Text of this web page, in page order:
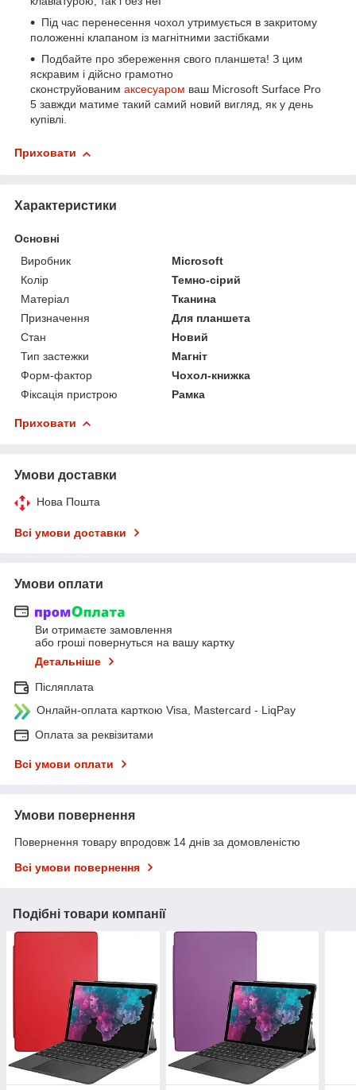
Під час перенесення чохол утримується в закритому
положенні клапаном із магнітними застібками
Подбайте про збереження свого планшета! З цим
яскравим і дійсно грамотно
сконструйованим аксесуаром ваш Microsoft Surface Pro
5 завжди матиме такий самий новий вигляд, як у день
купівлі.
Приховати
Характеристики
Основні
Виробник
Microsoft
Колір
Темно-сірий
Матеріал
Тканина
Призначення
Для планшета
Стан
Новий
Тип застежки
Магніт
Форм-фактор
Чохол-книжка
Фіксація пристрою
Рамка
Приховати
Умови доставки
Нова Пошта
Всі умови доставки
Умови оплати
Ви отримаєте замовлення
або гроші повернуться на вашу картку
Детальніше
Післяплата
Онлайн-оплата карткою Visa, Mastercard - LiqPay
Оплата за реквізитами
Всі умови оплати
Умови повернення
Повернення товару впродовж 14 днів за домовленістю
Всі умови повернення
Подібні товари компанії